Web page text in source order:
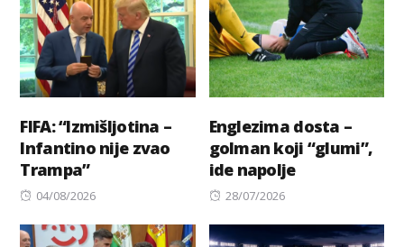
FIFA: “Izmišljotina –
Infantino nije zvao
Trampa”
Posted
04/08/2026
Englezima dosta –
golman koji “glumi”,
ide napolje
Posted
28/07/2026